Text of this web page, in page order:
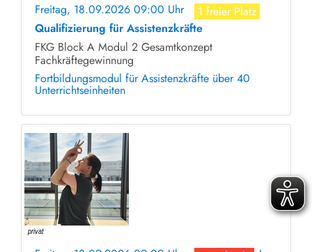
Freitag, 18.09.2026 09:00 Uhr
1 freier Platz
Qualifizierung für Assistenzkräfte
FKG Block A Modul 2 Gesamtkonzept
Fachkräftegewinnung
Fortbildungsmodul für Assistenzkräfte über 40
Unterrichtseinheiten